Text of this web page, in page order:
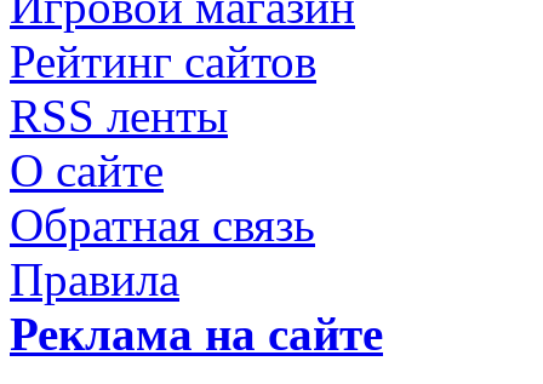
Рейтинг сайтов
RSS ленты
О сайте
Обратная связь
Правила
Реклама на сайте